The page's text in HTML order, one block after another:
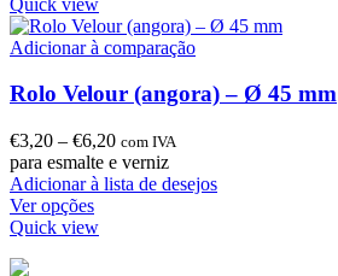
Adicionar à comparação
Rolo Velour (angora) – Ø 45 mm
€3,20 – €6,20 com IVA
para esmalte e verniz
Adicionar à lista de desejos
Ver opções
Quick view